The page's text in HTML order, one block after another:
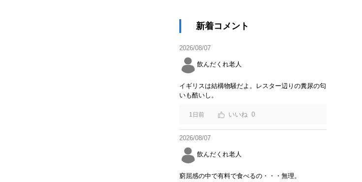
新着コメント
2026/08/07
飲んだくれ老人
イギリスは結構物騒だよ。レスター辺りの糞尿の匂
いも酷いし。
1日前 0
2026/08/07
飲んだくれ老人
窮屈感の中で有料で食べるの・・・無理。